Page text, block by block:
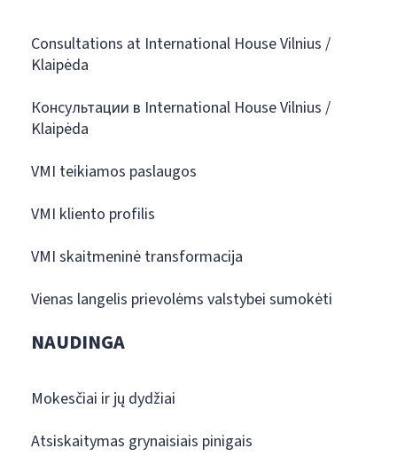
Consultations at International House Vilnius /
Klaipėda
Консультации в International House Vilnius /
Klaipėda
VMI teikiamos paslaugos
VMI kliento profilis
VMI skaitmeninė transformacija
Vienas langelis prievolėms valstybei sumokėti
NAUDINGA
Mokesčiai ir jų dydžiai
Atsiskaitymas grynaisiais pinigais